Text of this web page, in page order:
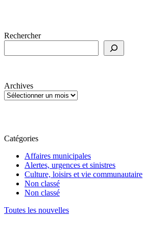
Rechercher
Archives
Catégories
Affaires municipales
Alertes, urgences et sinistres
Culture, loisirs et vie communautaire
Non classé
Non classé
Toutes les nouvelles